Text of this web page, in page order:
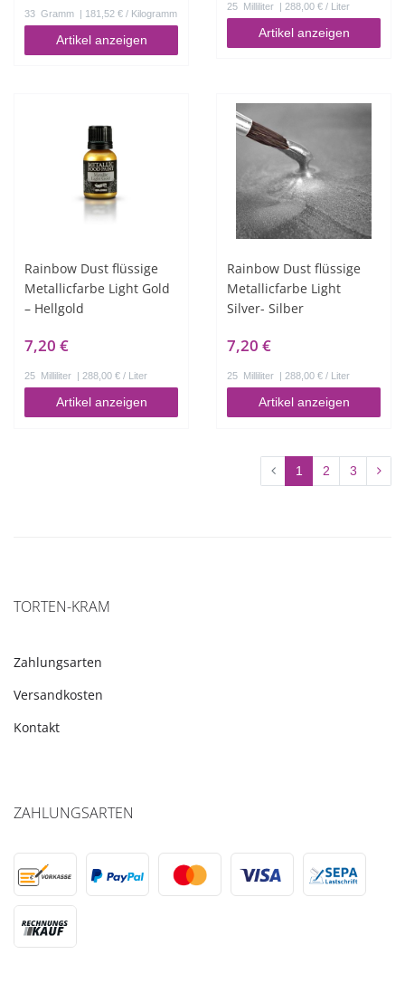
33 Gramm | 181,52 € / Kilogramm
Artikel anzeigen
25 Milliliter | 288,00 € / Liter
Artikel anzeigen
Rainbow Dust flüssige
Metallicfarbe Light Gold
– Hellgold
7,20 €
25 Milliliter | 288,00 € / Liter
Artikel anzeigen
Rainbow Dust flüssige
Metallicfarbe Light
Silver- Silber
7,20 €
25 Milliliter | 288,00 € / Liter
Artikel anzeigen
1 2 3
TORTEN-KRAM
Zahlungsarten
Versandkosten
Kontakt
ZAHLUNGSARTEN